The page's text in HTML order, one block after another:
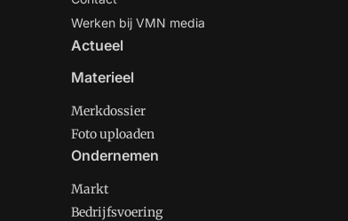
Werken bij VMN media
Actueel
Materieel
Merkdossier
Foto uploaden
Ondernemen
Markt
Bedrijfsvoering